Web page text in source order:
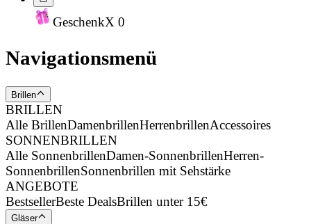
GeschenkX 0
Navigationsmenü
Brillen
BRILLEN
Alle BrillenDamenbrillenHerrenbrillenAccessoires
SONNENBRILLEN
Alle SonnenbrillenDamen-SonnenbrillenHerren-
SonnenbrillenSonnenbrillen mit Sehstärke
ANGEBOTE
BestsellerBeste DealsBrillen unter 15€
Gläser